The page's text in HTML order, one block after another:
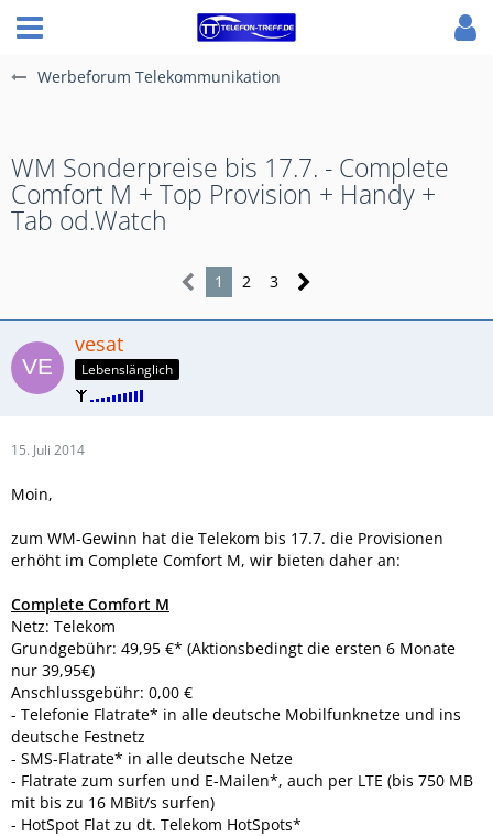
Werbeforum Telekommunikation
WM Sonderpreise bis 17.7. - Complete
Comfort M + Top Provision + Handy +
Tab od.Watch
1 2 3
vesat
Lebenslänglich
15. Juli 2014
Moin,
zum WM-Gewinn hat die Telekom bis 17.7. die Provisionen
erhöht im Complete Comfort M, wir bieten daher an:
Complete Comfort M
Netz: Telekom
Grundgebühr: 49,95 €* (Aktionsbedingt die ersten 6 Monate
nur 39,95€)
Anschlussgebühr: 0,00 €
- Telefonie Flatrate* in alle deutsche Mobilfunknetze und ins
deutsche Festnetz
- SMS-Flatrate* in alle deutsche Netze
- Flatrate zum surfen und E-Mailen*, auch per LTE (bis 750 MB
mit bis zu 16 MBit/s surfen)
- HotSpot Flat zu dt. Telekom HotSpots*